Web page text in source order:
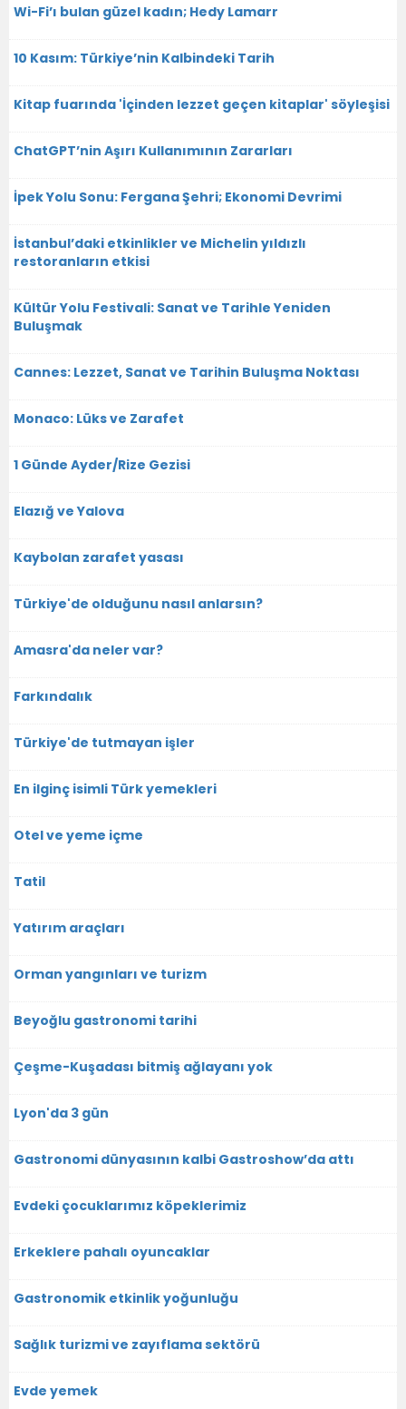
Wi-Fi’ı bulan güzel kadın; Hedy Lamarr
10 Kasım: Türkiye’nin Kalbindeki Tarih
Kitap fuarında 'İçinden lezzet geçen kitaplar' söyleşisi
ChatGPT’nin Aşırı Kullanımının Zararları
İpek Yolu Sonu: Fergana Şehri; Ekonomi Devrimi
İstanbul’daki etkinlikler ve Michelin yıldızlı
restoranların etkisi
Kültür Yolu Festivali: Sanat ve Tarihle Yeniden
Buluşmak
Cannes: Lezzet, Sanat ve Tarihin Buluşma Noktası
Monaco: Lüks ve Zarafet
1 Günde Ayder/Rize Gezisi
Elazığ ve Yalova
Kaybolan zarafet yasası
Türkiye'de olduğunu nasıl anlarsın?
Amasra'da neler var?
Farkındalık
Türkiye'de tutmayan işler
En ilginç isimli Türk yemekleri
Otel ve yeme içme
Tatil
Yatırım araçları
Orman yangınları ve turizm
Beyoğlu gastronomi tarihi
Çeşme-Kuşadası bitmiş ağlayanı yok
Lyon'da 3 gün
Gastronomi dünyasının kalbi Gastroshow’da attı
Evdeki çocuklarımız köpeklerimiz
Erkeklere pahalı oyuncaklar
Gastronomik etkinlik yoğunluğu
Sağlık turizmi ve zayıflama sektörü
Evde yemek